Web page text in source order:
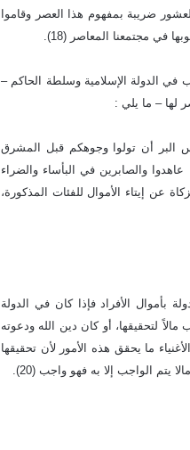
ضريبة بمفهوم هذا العصر وقاموا
في مجتمعنا المعاصر (18).
الدولة الإسلامية وسلطة الحاكم –
لها – ما يلي :
البر أن تولوا وجوهكم قبل المشرق
والصابرين في البأساء والضراء
حق الزكاة عن إيتاء الأموال للفئات المذكورة،
بأموال الأفراد فإذا كان في الدولة
لتحقيقها، أو كان دين الله ودعوته
ما يحقق هذه الأمور لأن تحقيقها
يتم الواجب إلا به فهو واجب (20).